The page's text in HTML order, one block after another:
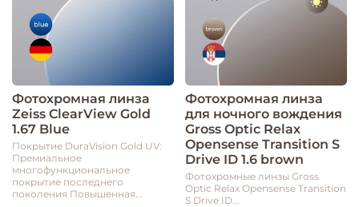
Фотохромная линза
Zeiss ClearView Gold
1.67 Blue
Покрытие DuraVision Gold UV:
Премиальное
многофункциональное
покрытие последнего
поколения Повышенная...
Фотохромная линза
для ночного вождения
Gross Optic Relax
Opensense Transition S
Drive ID 1.6 brown
Фотохромные линзы Gross
Optic Relax Opensense Transition
S Drive ID...